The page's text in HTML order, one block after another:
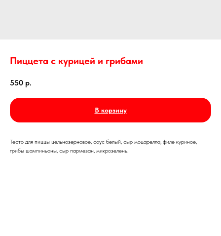
Пиццета с курицей и грибами
550 р.
В корзину
Тесто для пиццы цельнозерновое, соус белый, сыр моцарелла, филе куриное,
грибы шампиньоны, сыр пармезан, микрозелень.